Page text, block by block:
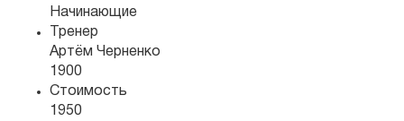
Начинающие
Тренер
Артём Черненко
1900
Стоимость
1950